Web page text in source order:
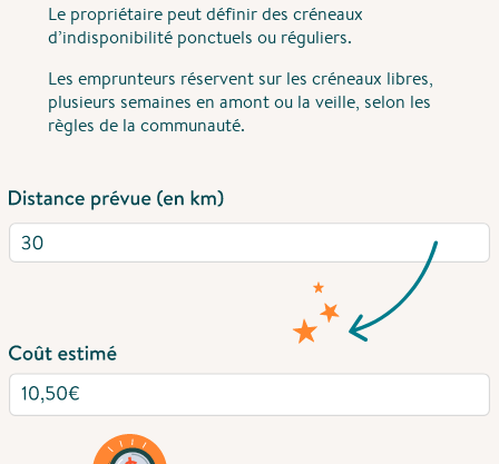
Le propriétaire peut définir des créneaux
d’indisponibilité ponctuels ou réguliers.
Les emprunteurs réservent sur les créneaux libres,
plusieurs semaines en amont ou la veille, selon les
règles de la communauté.